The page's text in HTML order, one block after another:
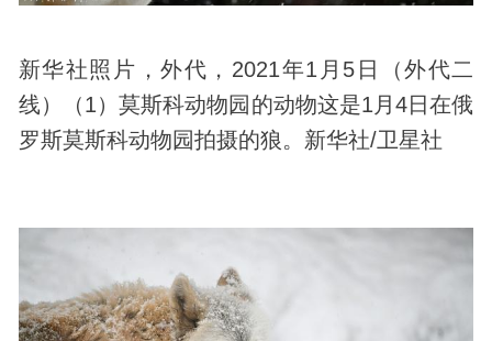
新华社照片，外代，2021年1月5日（外代二
线）（1）莫斯科动物园的动物这是1月4日在俄
罗斯莫斯科动物园拍摄的狼。新华社/卫星社